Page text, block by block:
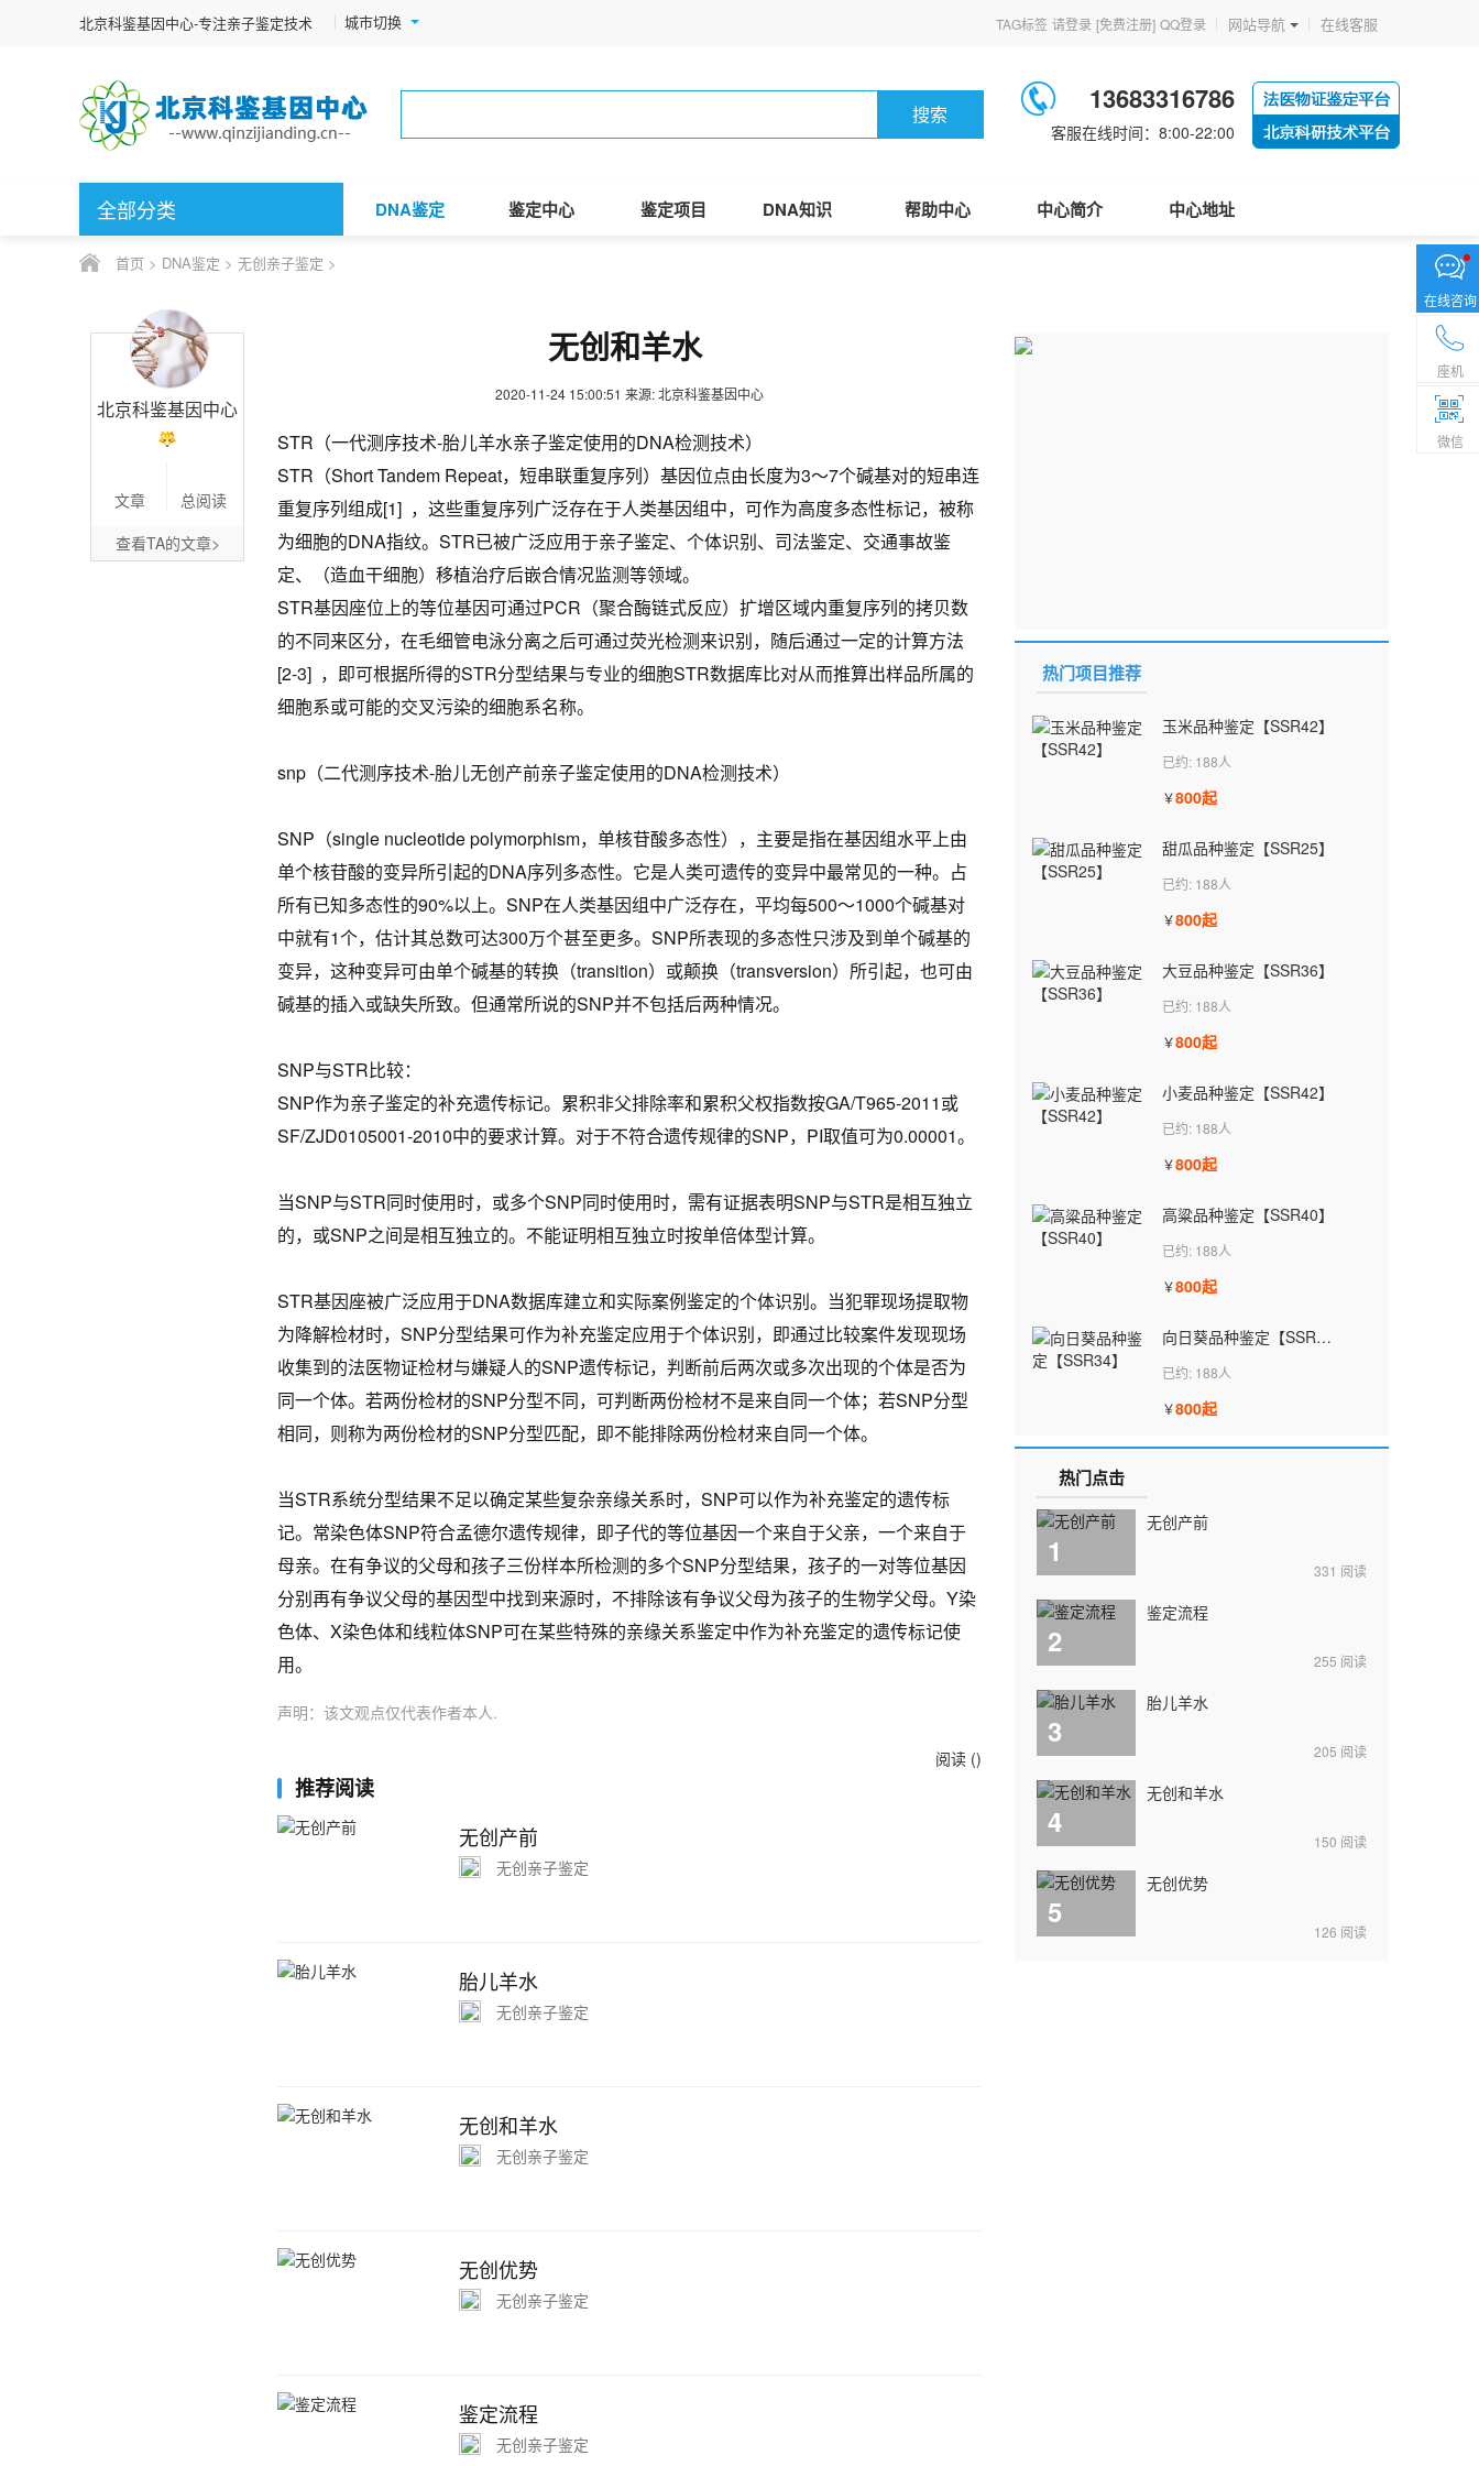
北京科鉴基因中心-专注亲子鉴定技术 城市切换 TAG标签 请登录 [免费注册] QQ登录 网站导航 在线客服
搜索 13683316786
客服在线时间：8:00-22:00
全部分类 DNA鉴定 鉴定中心 鉴定项目 DNA知识 帮助中心 中心简介 中心地址
首页 > DNA鉴定 > 无创亲子鉴定 >
北京科鉴基因中心
文章
总阅读
查看TA的文章>
无创和羊水
2020-11-24 15:00:51 来源: 北京科鉴基因中心
STR（一代测序技术-胎儿羊水亲子鉴定使用的DNA检测技术）
STR（Short Tandem Repeat，短串联重复序列）基因位点由长度为3～7个碱基对的短串连
重复序列组成[1] ，这些重复序列广泛存在于人类基因组中，可作为高度多态性标记，被称
为细胞的DNA指纹。STR已被广泛应用于亲子鉴定、个体识别、司法鉴定、交通事故鉴
定、（造血干细胞）移植治疗后嵌合情况监测等领域。
STR基因座位上的等位基因可通过PCR（聚合酶链式反应）扩增区域内重复序列的拷贝数
的不同来区分，在毛细管电泳分离之后可通过荧光检测来识别，随后通过一定的计算方法
[2-3] ，即可根据所得的STR分型结果与专业的细胞STR数据库比对从而推算出样品所属的
细胞系或可能的交叉污染的细胞系名称。
snp（二代测序技术-胎儿无创产前亲子鉴定使用的DNA检测技术）
SNP（single nucleotide polymorphism，单核苷酸多态性），主要是指在基因组水平上由
单个核苷酸的变异所引起的DNA序列多态性。它是人类可遗传的变异中最常见的一种。占
所有已知多态性的90%以上。SNP在人类基因组中广泛存在，平均每500～1000个碱基对
中就有1个，估计其总数可达300万个甚至更多。SNP所表现的多态性只涉及到单个碱基的
变异，这种变异可由单个碱基的转换（transition）或颠换（transversion）所引起，也可由
碱基的插入或缺失所致。但通常所说的SNP并不包括后两种情况。
SNP与STR比较：
SNP作为亲子鉴定的补充遗传标记。累积非父排除率和累积父权指数按GA/T965-2011或
SF/ZJD0105001-2010中的要求计算。对于不符合遗传规律的SNP，PI取值可为0.00001。
当SNP与STR同时使用时，或多个SNP同时使用时，需有证据表明SNP与STR是相互独立
的，或SNP之间是相互独立的。不能证明相互独立时按单倍体型计算。
STR基因座被广泛应用于DNA数据库建立和实际案例鉴定的个体识别。当犯罪现场提取物
为降解检材时，SNP分型结果可作为补充鉴定应用于个体识别，即通过比较案件发现现场
收集到的法医物证检材与嫌疑人的SNP遗传标记，判断前后两次或多次出现的个体是否为
同一个体。若两份检材的SNP分型不同，可判断两份检材不是来自同一个体；若SNP分型
相同，则称为两份检材的SNP分型匹配，即不能排除两份检材来自同一个体。
当STR系统分型结果不足以确定某些复杂亲缘关系时，SNP可以作为补充鉴定的遗传标
记。常染色体SNP符合孟德尔遗传规律，即子代的等位基因一个来自于父亲，一个来自于
母亲。在有争议的父母和孩子三份样本所检测的多个SNP分型结果，孩子的一对等位基因
分别再有争议父母的基因型中找到来源时，不排除该有争议父母为孩子的生物学父母。Y染
色体、X染色体和线粒体SNP可在某些特殊的亲缘关系鉴定中作为补充鉴定的遗传标记使
用。
声明：该文观点仅代表作者本人.
阅读 ()
推荐阅读
无创产前
无创亲子鉴定
胎儿羊水
无创亲子鉴定
无创和羊水
无创亲子鉴定
无创优势
无创亲子鉴定
鉴定流程
无创亲子鉴定
热门项目推荐
玉米品种鉴定【SSR42】
已约: 188人
￥800起
甜瓜品种鉴定【SSR25】
已约: 188人
￥800起
大豆品种鉴定【SSR36】
已约: 188人
￥800起
小麦品种鉴定【SSR42】
已约: 188人
￥800起
高粱品种鉴定【SSR40】
已约: 188人
￥800起
向日葵品种鉴定【SSR34】
已约: 188人
￥800起
热门点击
1
无创产前
331 阅读
2
鉴定流程
255 阅读
3
胎儿羊水
205 阅读
4
无创和羊水
150 阅读
5
无创优势
126 阅读
在线咨询
座机
微信